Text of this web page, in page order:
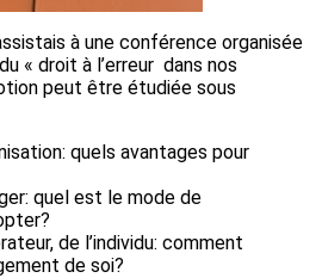
à une conférence organisée
« droit à l’erreur dans nos
peut être étudiée sous
quels avantages pour
quel est le mode de
de l’individu: comment
de soi?